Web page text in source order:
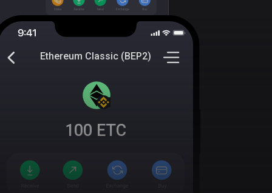
Ethereum Classic (BEP2)
100 ETC